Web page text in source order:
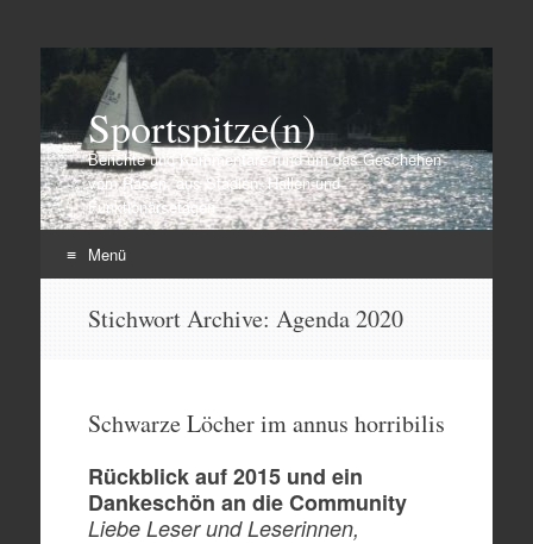
Sportspitze(n)
Berichte und Kommentare rund um das Geschehen
vom Rasen, aus Stadien, Hallen und
Funktionärsetagen
Menü
Stichwort Archive: Agenda 2020
Schwarze Löcher im annus horribilis
Rückblick auf 2015 und ein
Dankeschön an die Community
Liebe Leser und Leserinnen,